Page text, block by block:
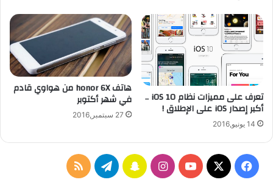
تعرف على مميزات نظام iOS 10 ..
أكبر إصدار iOS على الإطلاق !
14 يونيو,2016
هاتف honor 6X من هواوي قادم
في شهر أكتوبر
27 سبتمبر,2016
فيسبوك
‫X
‫YouTubeانستقرامسناب تيلقرامملخص